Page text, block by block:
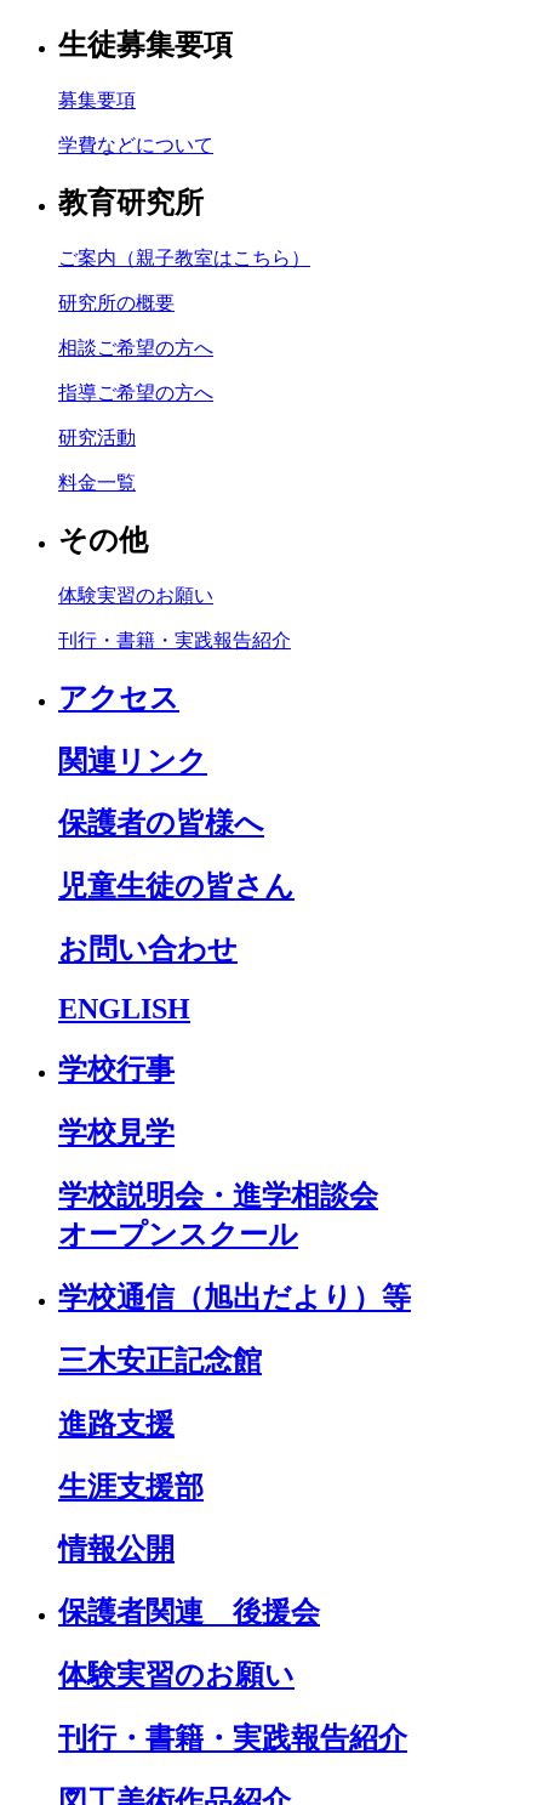
生徒募集要項
募集要項
学費などについて
教育研究所
ご案内（親子教室はこちら）
研究所の概要
相談ご希望の方へ
指導ご希望の方へ
研究活動
料金一覧
その他
体験実習のお願い
刊行・書籍・実践報告紹介
アクセス
関連リンク
保護者の皆様へ
児童生徒の皆さん
お問い合わせ
ENGLISH
学校行事
学校見学
学校説明会・進学相談会
オープンスクール
学校通信（旭出だより）等
三木安正記念館
進路支援
生涯支援部
情報公開
保護者関連 後援会
体験実習のお願い
刊行・書籍・実践報告紹介